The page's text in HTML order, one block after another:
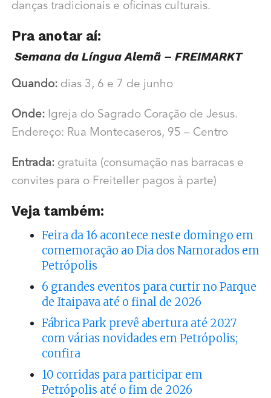
danças tradicionais e oficinas culturais.
Pra anotar aí:
Semana da Língua Alemã – FREIMARKT
Quando:dias 3, 6 e 7 de junho
Onde:Igreja do Sagrado Coração de Jesus.
Endereço: Rua Montecaseros, 95 – Centro
Entrada: gratuita (consumação nas barracas e
convites para o Freiteller pagos à parte)
Veja também:
Feira da 16 acontece neste domingo em
comemoração ao Dia dos Namorados em
Petrópolis
6 grandes eventos para curtir no Parque
de Itaipava até o final de 2026
Fábrica Park prevê abertura até 2027
com várias novidades em Petrópolis;
confira
10 corridas para participar em
Petrópolis até o fim de 2026